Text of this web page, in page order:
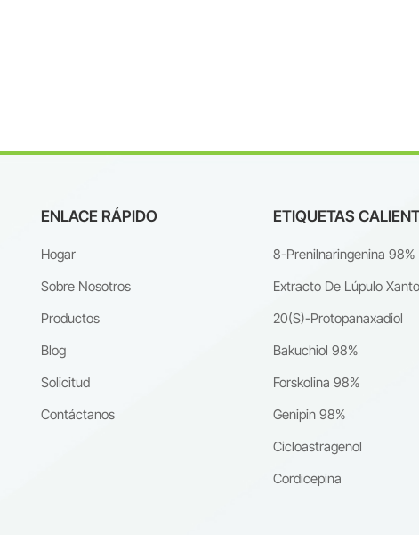
ENLACE RÁPIDO
Hogar
Sobre Nosotros
Productos
Blog
Solicitud
Contáctanos
ETIQUETAS
8-Prenilnaringenina 98%
Extracto De Lúpulo
20(S)-Protopanaxadiol
Bakuchiol 98%
Forskolina 98%
Genipin 98%
Cicloastragenol
Cordicepina